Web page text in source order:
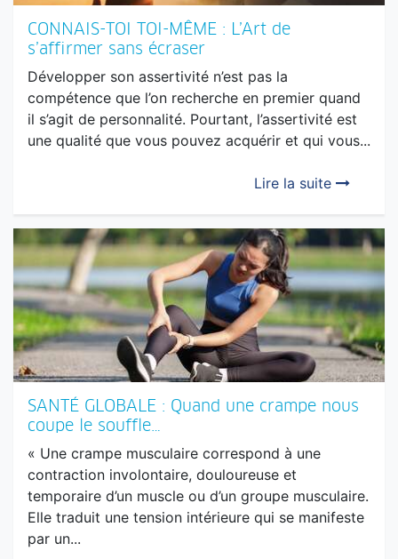
Développer son assertivité n’est pas la
compétence que l’on recherche en premier quand
il s’agit de personnalité. Pourtant, l’assertivité est
une qualité que vous pouvez acquérir et qui vous...
Lire la suite
SANTÉ GLOBALE : Quand une crampe nous
coupe le souffle…
« Une crampe musculaire correspond à une
contraction involontaire, douloureuse et
temporaire d’un muscle ou d’un groupe musculaire.
Elle traduit une tension intérieure qui se manifeste
par un...
Lire la suite